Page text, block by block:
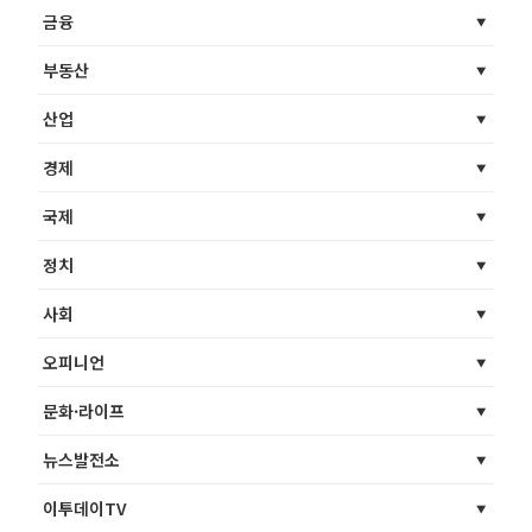
금융
부동산
산업
경제
국제
정치
사회
오피니언
문화·라이프
뉴스발전소
이투데이TV